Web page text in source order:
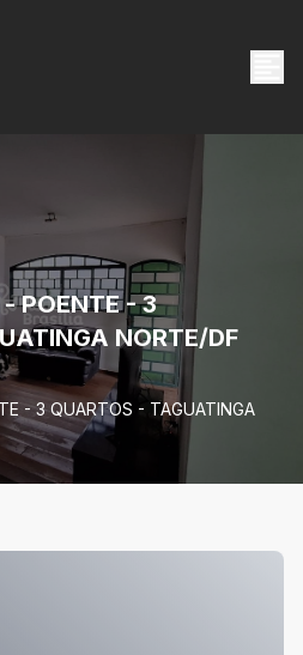
POENTE - 3
NORTE/DF
- 3 QUARTOS - TAGUATINGA